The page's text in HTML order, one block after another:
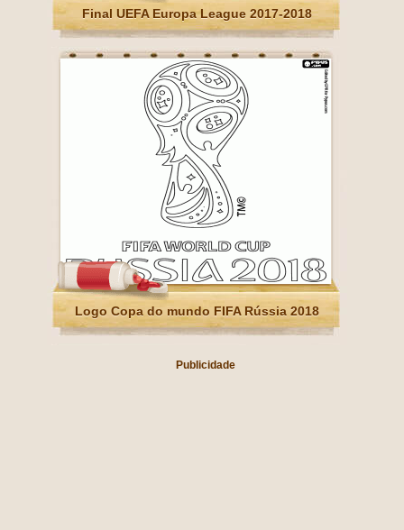
Final UEFA Europa League 2017-2018
Logo Copa do mundo FIFA Rússia 2018
Publicidade